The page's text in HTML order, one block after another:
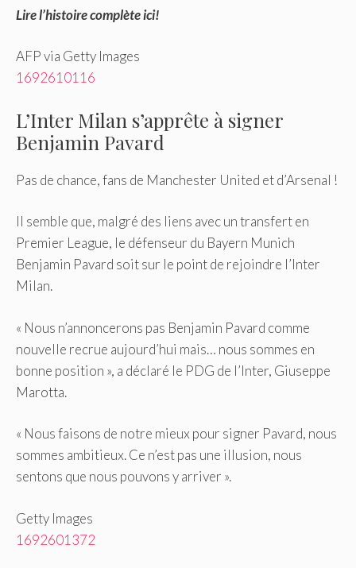
Lire l’histoire complète ici!
AFP via Getty Images
1692610116
L’Inter Milan s’apprête à signer
Benjamin Pavard
Pas de chance, fans de Manchester United et d’Arsenal !
Il semble que, malgré des liens avec un transfert en
Premier League, le défenseur du Bayern Munich
Benjamin Pavard soit sur le point de rejoindre l’Inter
Milan.
« Nous n’annoncerons pas Benjamin Pavard comme
nouvelle recrue aujourd’hui mais… nous sommes en
bonne position », a déclaré le PDG de l’Inter, Giuseppe
Marotta.
« Nous faisons de notre mieux pour signer Pavard, nous
sommes ambitieux. Ce n’est pas une illusion, nous
sentons que nous pouvons y arriver ».
Getty Images
1692601372